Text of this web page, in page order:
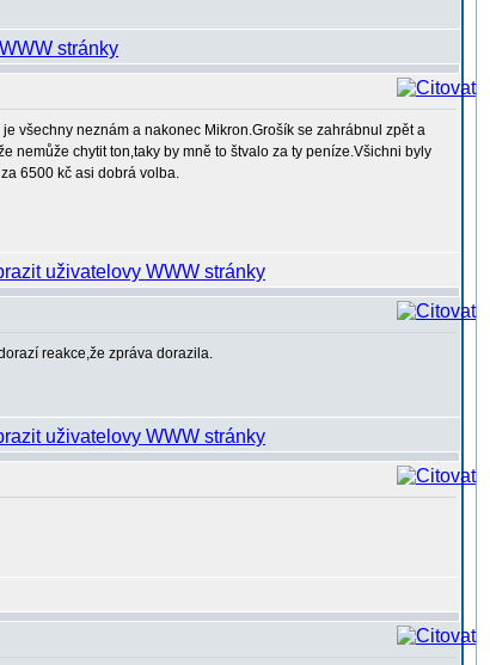
všechny neznám a nakonec Mikron.Grošík se zahrábnul zpět a
chytit ton,taky by mně to štvalo za ty peníze.Všichni byly
6500 kč asi dobrá volba.
reakce,že zpráva dorazila.